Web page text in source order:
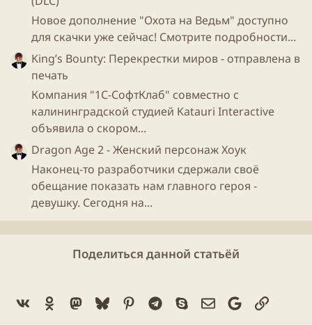
Новое дополнение "Охота на Ведьм" доступно
для скачки уже сейчас! Смотрите подробности...
King’s Bounty: Перекрестки миров - отправлена в
печать
Компания "1С-СофтКлаб" совместно с
калининградской студией Katauri Interactive
объявила о скором...
Dragon Age 2 - Женский персонаж Хоук
Наконец-то разработчики сдержали своё
обещание показать нам главного героя -
девушку. Сегодня на...
Поделиться данной статьёй
Vk Ok Mastodon
BlueskyPinterestTelegram
SkypeЭлектронная
GoogleСсылка